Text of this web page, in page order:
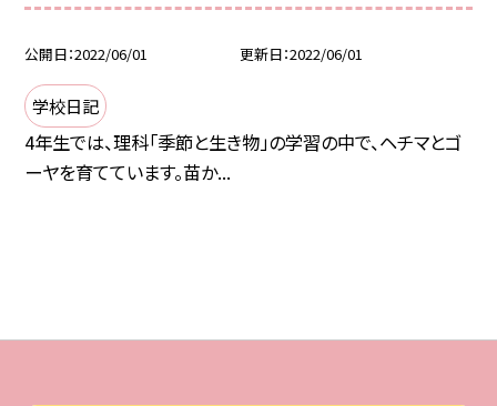
公開日 2022/06/01 更新日 2022/06/01
学校日記
4年生では、理科「季節と生き物」の学習の中で、ヘチマとゴ
ーヤを育てています。苗か...